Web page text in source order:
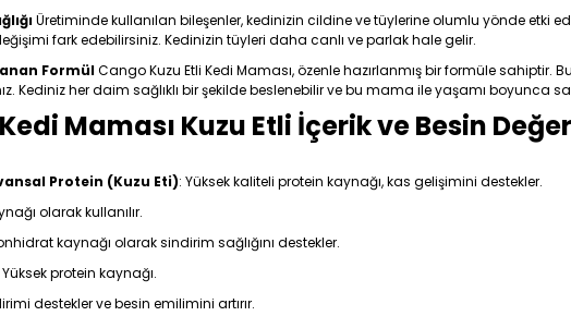
Üretiminde kullanılan bileşenler, kedinizin cildine ve tüylerine olumlu yönde etki
fark edebilirsiniz. Kedinizin tüyleri daha canlı ve parlak hale gelir.
FormülCango Kuzu Etli Kedi Maması, özenle hazırlanmış bir formüle sahiptir.
Kediniz her daim sağlıklı bir şekilde beslenebilir ve bu mama ile yaşamı boyunca
Maması Kuzu Etli İçerik ve Besin
Protein (Kuzu Eti): Yüksek kaliteli protein kaynağı, kas gelişimini destekler.
olarak kullanılır.
kaynağı olarak sindirim sağlığını destekler.
Yüksek protein kaynağı.
destekler ve besin emilimini artırır.